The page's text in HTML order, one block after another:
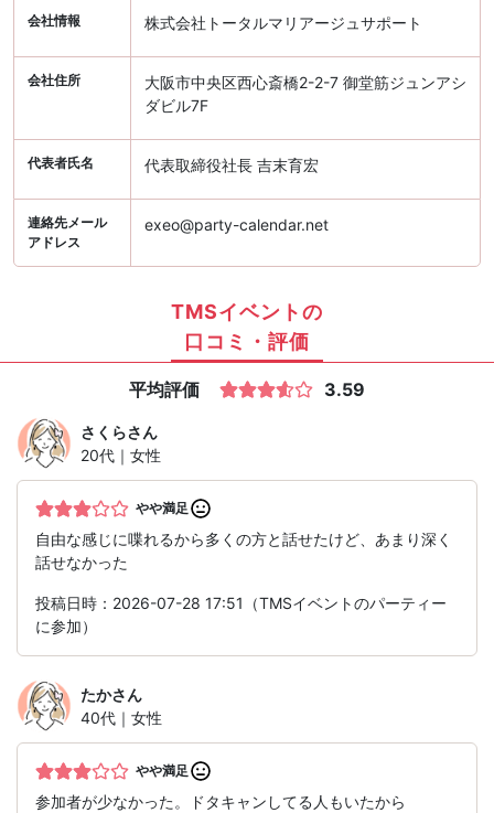
会社情報 株式会社トータルマリアージュサポート
会社住所
大阪市中央区西心斎橋2-2-7 御堂筋ジュンアシ
ダビル7F
代表者氏名 代表取締役社長 吉末育宏
連絡先メール
アドレス
exeo@party-calendar.net
TMSイベントの
口コミ・評価
平均評価 3.59
さくらさん
20代｜女性
やや満足
自由な感じに喋れるから多くの方と話せたけど、あまり深く
話せなかった
投稿日時：2026-07-28 17:51（TMSイベントのパーティー
に参加）
たかさん
40代｜女性
やや満足
参加者が少なかった。ドタキャンしてる人もいたから